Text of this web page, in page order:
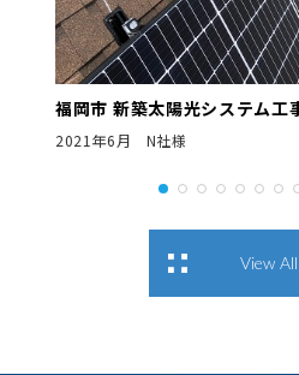
福岡市 新築太陽光システム工
2021年6月 N社様
View All